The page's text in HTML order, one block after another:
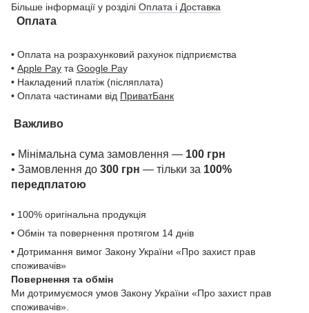
Більше інформації у розділі Оплата і Доставка
Оплата
• Оплата на розрахунковий рахунок підприємства
• Apple Pay та Google Pay
• Накладений платіж (післяплата)
• Оплата частинами від ПриватБанк
Важливо
• Мінімальна сума замовлення — 100 грн
• Замовлення до 300 грн — тільки за 100%
передплатою
• 100% оригінальна продукція
• Обмін та повернення протягом 14 днів
• Дотримання вимог Закону України «Про захист прав
споживачів»
Повернення та обмін
Ми дотримуємося умов Закону України «Про захист прав
споживачів».